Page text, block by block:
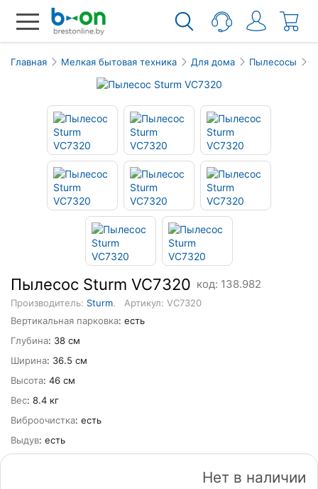
Главная Мелкая бытовая техника Для дома Пылесосы
Пылесос Sturm VC7320 код: 138.982
Производитель: Sturm.
Артикул: VC7320
Вертикальная парковка: есть
Глубина: 38 см
Ширина: 36.5 см
Высота: 46 см
Вес: 8.4 кг
Виброочистка: есть
Выдув: есть
Нет в наличии